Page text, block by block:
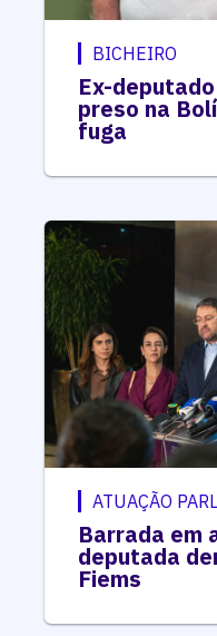
BICHEIRO
Ex-
preso na
fuga
ATUAÇÃO
Barrada em
deputada
Fiems